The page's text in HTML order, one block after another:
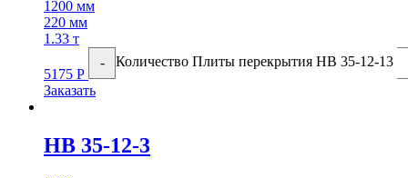
1200 мм
220 мм
1.33 т
5175 Р
-
Количество Плиты перекрытия НВ 35-12-13
Заказать
НВ 35-12-3